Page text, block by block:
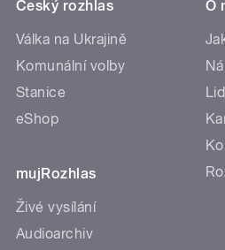
Český rozhlas
Válka na Ukrajině
Komunální volby
Stanice
eShop
mujRozhlas
Živé vysílání
Audioarchiv
O